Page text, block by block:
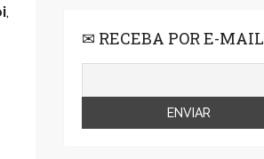
,
✉ RECEBA POR E-MAIL